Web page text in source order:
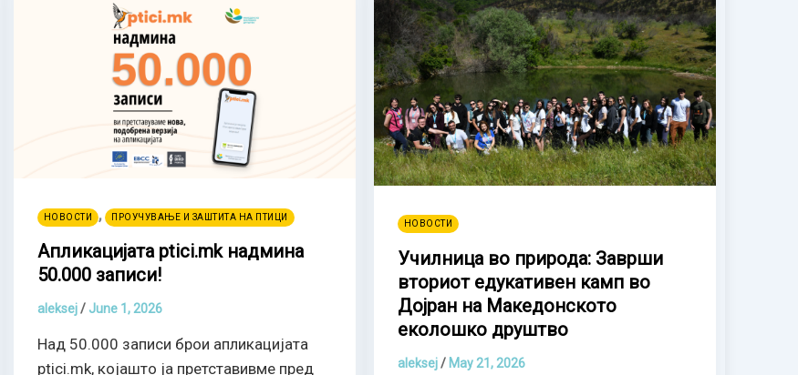
НОВОСТИ , ПРОУЧУВАЊЕ И ЗАШТИТА НА ПТИЦИ
Апликацијата ptici.mk надмина
50.000 записи!
aleksej/ June 1, 2026
Над 50.000 записи брои апликацијата
ptici.mk, којашто ја претставивме пред
НОВОСТИ
Училница во природа: Заврши
вториот едукативен камп во
Дојран на Македонското
еколошко друштво
aleksej/ May 21, 2026